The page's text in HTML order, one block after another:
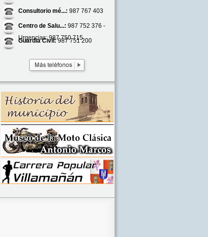
Consultorio mé...: 987 767 403
Centro de Salu...: 987 752 376 -
Urgencias: 987 750 715
Guardia Civil:987 751 200